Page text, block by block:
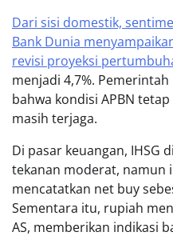
Dari sisi domestik,
Bank Dunia
revisi proyeksi
menjadi 4,7%.
bahwa kondisi APBN
masih terjaga.
Di pasar keuangan, IHSG
tekanan moderat, namun
mencatatkan net buy
Sementara itu, rupiah
AS, memberikan indikasi